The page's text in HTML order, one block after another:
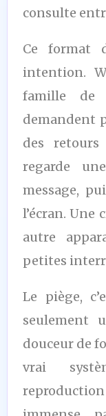
consulte
Ce format
intention.
famille
demandent
des
regarde
message,
l’écran. Une
autre
petites
Le piège,
seulement
douceur de
vrai